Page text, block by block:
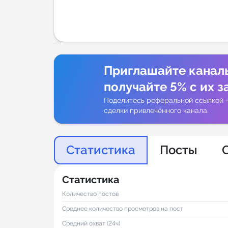
Приглашайте
получайте 5% с их
Поделитесь реферальной ссылкой
сделки привлечённого канала.
Статистика Посты
Статистика
Количество постов
Среднее количество просмотров на пост
Средний охват (24ч)